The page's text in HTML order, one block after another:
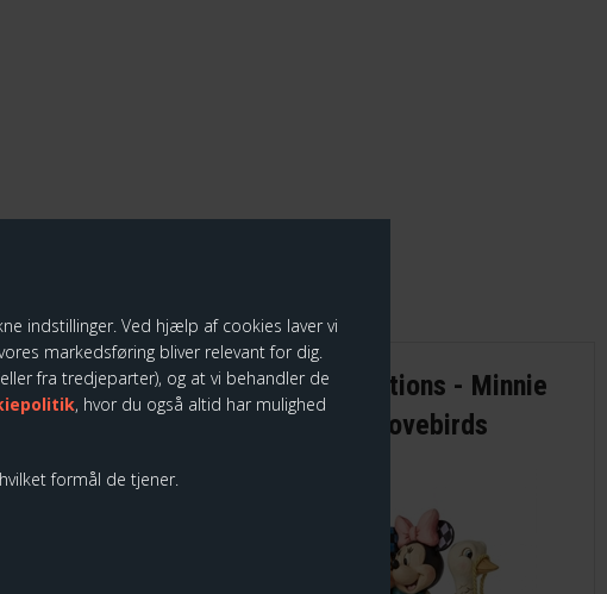
indstillinger. Ved hjælp af cookies laver vi
markedsføring bliver relevant for dig.
fra tredjeparter), og at vi behandler de
, hvor du også altid har mulighed
formål de tjener.
- Easter
Disney Traditions - Minnie
og Mickey Lovebirds